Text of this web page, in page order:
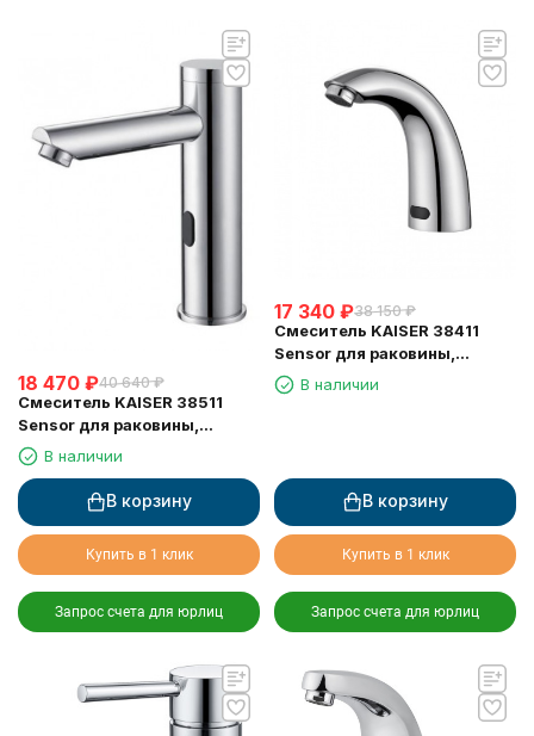
18 470 ₽40 640 ₽
Смеситель KAISER 38511
Sensor для раковины,
сенсорный (3810, 3820)
В наличии
В корзину
Купить в 1 клик
Запрос счета для юрлиц
17 340 ₽38 150 ₽
Смеситель KAISER 38411
Sensor для раковины,
сенсорный (3820)
В наличии
В корзину
Купить в 1 клик
Запрос счета для юрлиц